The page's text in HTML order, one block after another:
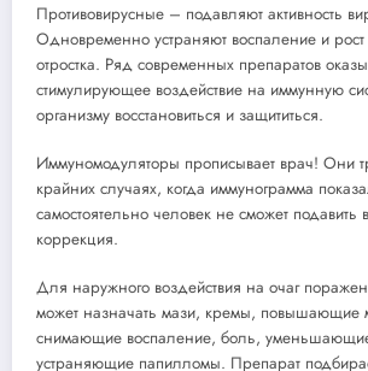
Противовирусные – подавляют активность
Одновременно устраняют воспаление и рост
отростка. Ряд современных препаратов
стимулирующее воздействие на иммунную
организму восстановиться и защититься.
Иммуномодуляторы прописывает врач! Они
крайних случаях, когда иммунограмма
самостоятельно человек не сможет подавить
коррекция.
Для наружного воздействия на очаг
может назначать мази, кремы, повышающие
снимающие воспаление, боль,
устраняющие папилломы. Препарат